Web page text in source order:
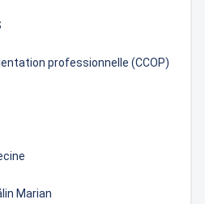
professionnelle (CCOP)
Marian